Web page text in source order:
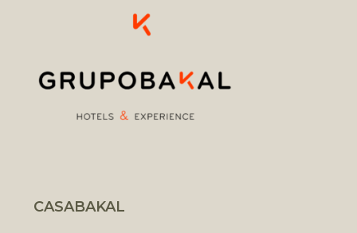
CASABAKAL